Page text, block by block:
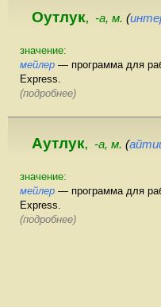
Оутлук, -а, м. (
значение:
мейлер — программа для
Express.
(подробнее)
Аутлук, -а, м. (
значение:
мейлер — программа для
Express.
(подробнее)